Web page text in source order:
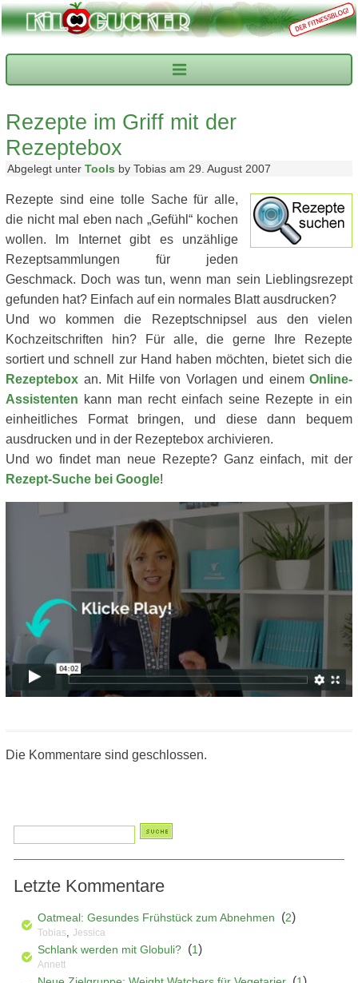
Rezepte im Griff mit der
Rezeptebox
Abgelegt unter Tools by Tobias am 29. August 2007
Rezepte sind eine tolle Sache für alle,
die nicht mal eben nach „Gefühl“ kochen
wollen. Im Internet gibt es unzählige
Rezeptsammlungen für jeden
Geschmack. Doch was tun, wenn man sein Lieblingsrezept
gefunden hat? Einfach auf ein normales Blatt ausdrucken?
Und wo kommen die Rezeptschnipsel aus den vielen
Kochzeitschriften hin? Für alle, die gerne Ihre Rezepte
sortiert und schnell zur Hand haben möchten, bietet sich die
Rezeptebox an. Mit Hilfe von Vorlagen und einem Online-
Assistenten kann man recht einfach seine Rezepte in ein
einheitliches Format bringen, und diese dann bequem
ausdrucken und in der Rezeptebox archivieren.
Und wo findet man neue Rezepte? Ganz einfach, mit der
Rezept-Suche bei Google!
Die Kommentare sind geschlossen.
Letzte Kommentare
Oatmeal: Gesundes Frühstück zum Abnehmen (2)
Tobias, Jessica
Schlank werden mit Globuli? (1)
Annett